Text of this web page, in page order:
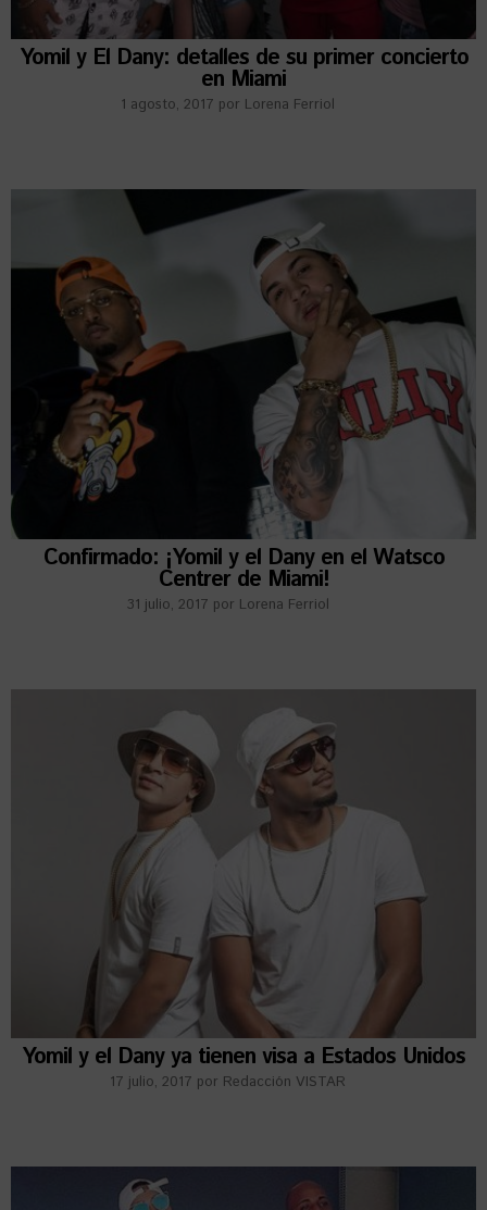
Yomil y El Dany: detalles de su primer concierto
en Miami
1 agosto, 2017 por Lorena Ferriol
Confirmado: ¡Yomil y el Dany en el Watsco
Centrer de Miami!
31 julio, 2017 por Lorena Ferriol
Yomil y el Dany ya tienen visa a Estados Unidos
17 julio, 2017 por Redacción VISTAR